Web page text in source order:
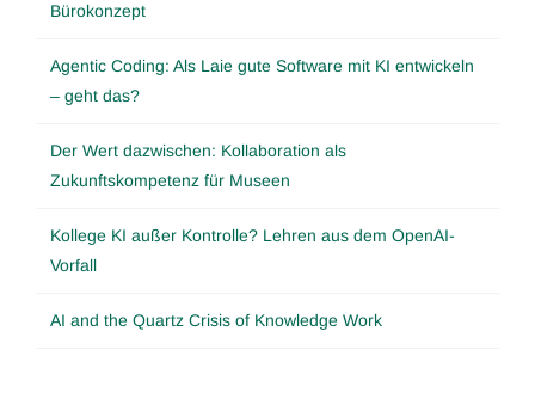
Bürokonzept
Agentic Coding: Als Laie gute Software mit KI entwickeln
– geht das?
Der Wert dazwischen: Kollaboration als
Zukunftskompetenz für Museen
Kollege KI außer Kontrolle? Lehren aus dem OpenAI-
Vorfall
AI and the Quartz Crisis of Knowledge Work